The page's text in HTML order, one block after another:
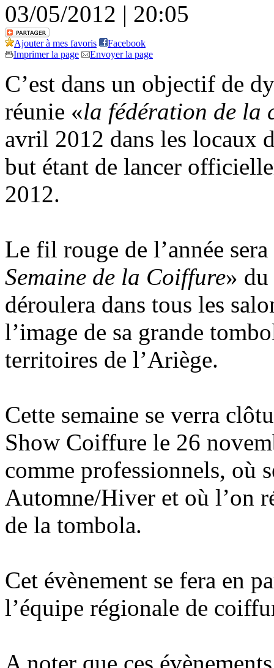
03/05/2012 | 20:05
Ajouter à mes favoris
Facebook
Imprimer la page
Envoyer la page
C’est dans un objectif de
réunie «la fédération de la
avril 2012 dans les locaux
but étant de lancer
2012.
Le fil rouge de l’année
Semaine de la Coiffure»
déroulera dans tous les
l’image de sa grande
territoires de l’Ariège.
Cette semaine se verra
Show Coiffure le 26
comme professionnels, où
Automne/Hiver et où l’on
de la tombola.
Cet évènement se fera en
l’équipe régionale de